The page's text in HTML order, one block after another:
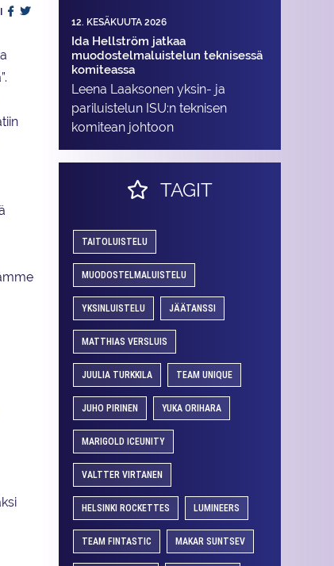
12. KESÄKUUTA 2026
Ida Hellström jatkaa
muodostelmaluistelun teknisessä
komiteassa
Leena Laaksonen yksin- ja
pariluistelun ISU:n teknisen
komitean johtoon
TAGIT
TAITOLUISTELU
MUODOSTELMALUISTELU
YKSINLUISTELU JÄÄTANSSI
MATTHIAS VERSLUIS
JUULIA TURKKILA TEAM UNIQUE
JUHO PIRINEN YUKA ORIHARA
MARIGOLD ICEUNITY
VALTTER VIRTANEN
HELSINKI ROCKETTES LUMINEERS
TEAM FINTASTIC MAKAR SUNTSEV